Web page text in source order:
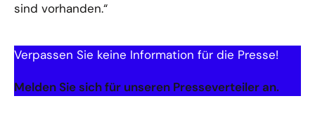
sind vorhanden.“
Verpassen Sie keine Information für die Presse!
Melden Sie sich für unseren Presseverteiler an.